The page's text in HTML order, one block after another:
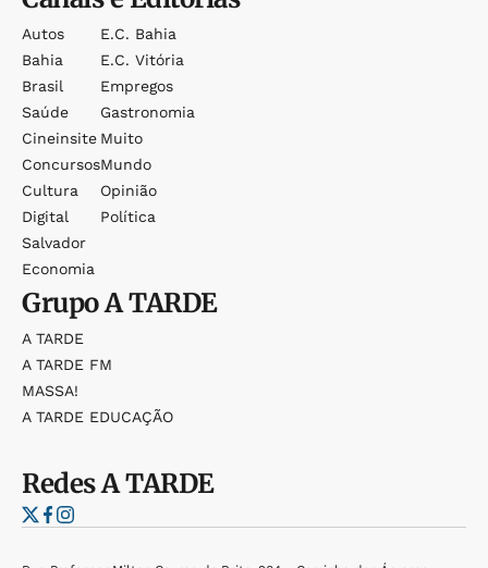
Autos
Bahia
Brasil
Saúde
Cineinsite
Concursos
Cultura
Digital
Salvador
Economia
E.c. Bahia
E.c. Vitória
Empregos
Gastronomia
Muito
Mundo
Opinião
Política
GrupoA TARDE
A TARDE
A TARDE FM
MASSA!
A TARDE EDUCAÇÃO
RedesA TARDE